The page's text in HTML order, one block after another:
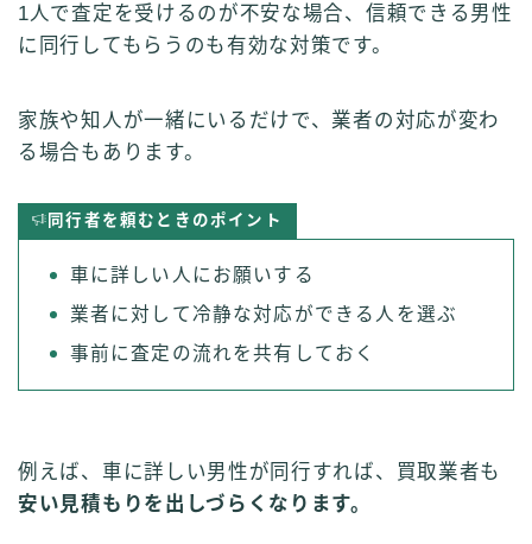
1人で査定を受けるのが不安な場合、信頼できる男性
に同行してもらうのも有効な対策です。
家族や知人が一緒にいるだけで、業者の対応が変わ
る場合もあります。
同行者を頼むときのポイント
車に詳しい人にお願いする
業者に対して冷静な対応ができる人を選ぶ
事前に査定の流れを共有しておく
例えば、車に詳しい男性が同行すれば、買取業者も
安い見積もりを出しづらくなります。